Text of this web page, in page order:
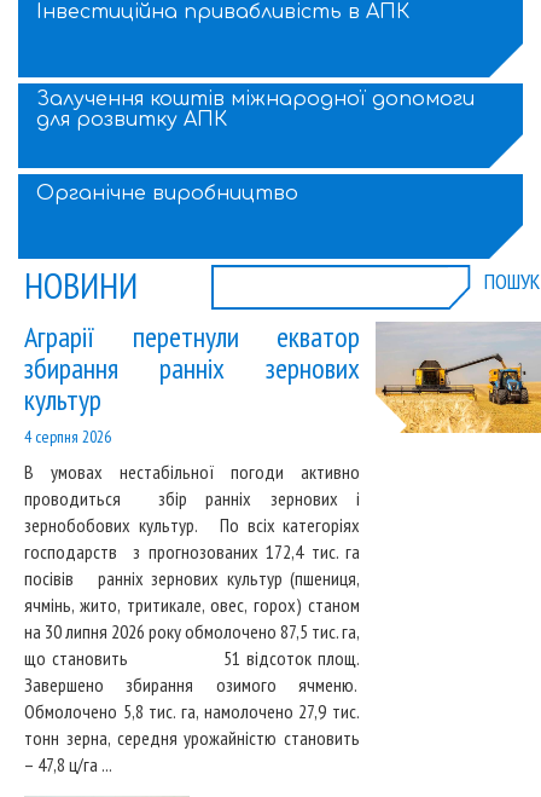
Інвестиційна привабливість в АПК
Залучення коштів міжнародної допомоги
для розвитку АПК
Органічне виробництво
НОВИНИ ПОШУК
Аграрії перетнули екватор
збирання ранніх зернових
культур
4 серпня 2026
В умовах нестабільної погоди активно
проводиться збір ранніх зернових і
зернобобових культур. По всіх категоріях
господарств з прогнозованих 172,4 тис. га
посівів ранніх зернових культур (пшениця,
ячмінь, жито, тритикале, овес, горох) станом
на 30 липня 2026 року обмолочено 87,5 тис. га,
що становить 51 відсоток площ.
Завершено збирання озимого ячменю.
Обмолочено 5,8 тис. га, намолочено 27,9 тис.
тонн зерна, середня урожайністю становить
– 47,8 ц/га ...